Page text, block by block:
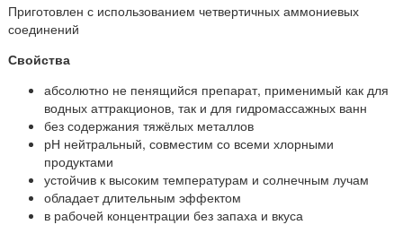
Приготовлен с использованием четвертичных аммониевых
соединений
Свойства
абсолютно не пенящийся препарат, применимый как для
водных аттракционов, так и для гидромассажных ванн
без содержания тяжёлых металлов
рН нейтральный, совместим со всеми хлорными
продуктами
устойчив к высоким температурам и солнечным лучам
обладает длительным эффектом
в рабочей концентрации без запаха и вкуса